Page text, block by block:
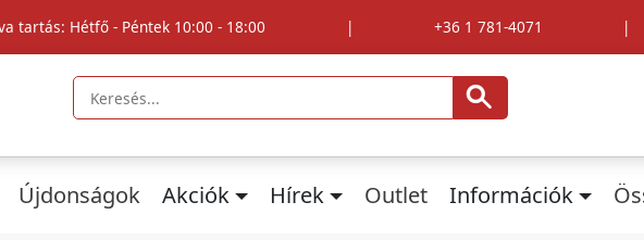
tartás: Hétfő - Péntek 10:00 - 18:00 | +36 1 781-4071 |
Újdonságok Akciók Hírek Outlet Információk